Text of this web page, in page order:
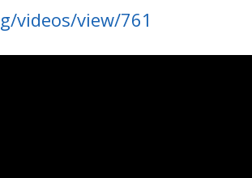
videos/view/761